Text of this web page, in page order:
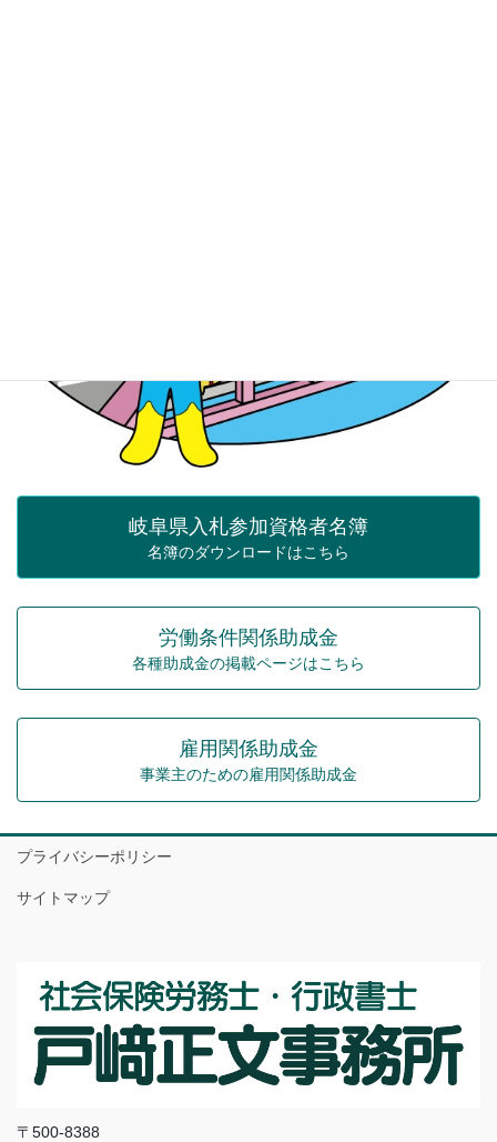
岐阜県入札参加資格者名簿
名簿のダウンロードはこちら
労働条件関係助成金
各種助成金の掲載ページはこちら
雇用関係助成金
事業主のための雇用関係助成金
プライバシーポリシー
サイトマップ
〒500-8388